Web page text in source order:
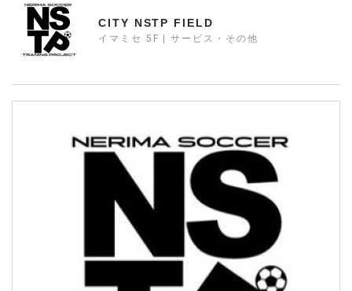
CITY NSTP FIELD
イマミセ 5F | サービス・その他